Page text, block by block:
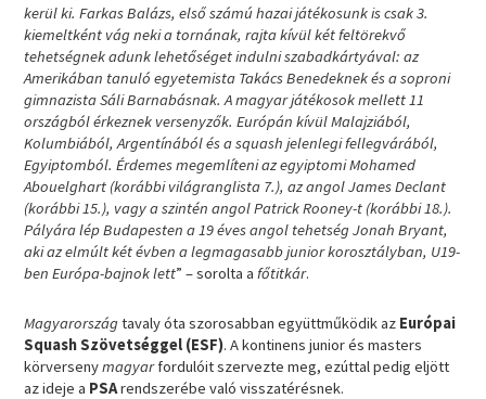
kerül ki. Farkas Balázs, első számú hazai játékosunk is csak 3.
kiemeltként vág neki a tornának, rajta kívül két feltörekvő
tehetségnek adunk lehetőséget indulni szabadkártyával: az
Amerikában tanuló egyetemista Takács Benedeknek és a soproni
gimnazista Sáli Barnabásnak. A magyar játékosok mellett 11
országból érkeznek versenyzők. Európán kívül Malajziából,
Kolumbiából, Argentínából és a squash jelenlegi fellegvárából,
Egyiptomból. Érdemes megemlíteni az egyiptomi Mohamed
Abouelghart (korábbi világranglista 7.), az angol James Declant
(korábbi 15.), vagy a szintén angol Patrick Rooney-t (korábbi 18.).
Pályára lép Budapesten a 19 éves angol tehetség Jonah Bryant,
aki az elmúlt két évben a legmagasabb junior korosztályban, U19-
ben Európa-bajnok lett” – sorolta afőtitkár.
Magyarországtavaly óta szorosabban együttműködik az Európai
Squash Szövetséggel (ESF). A kontinens junior és masters
körversenymagyarfordulóit szervezte meg, ezúttal pedig eljött
az ideje a PSArendszerébe való visszatérésnek.